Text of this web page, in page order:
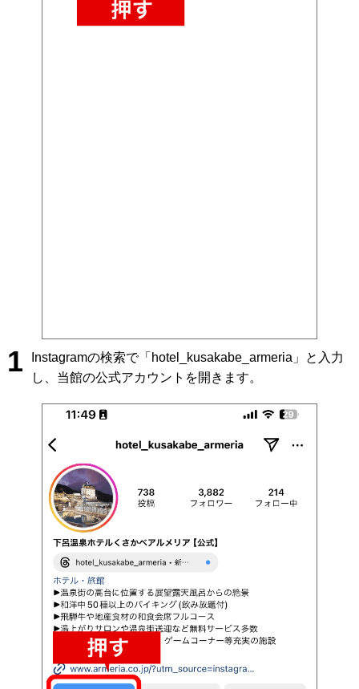
1
Instagramの検索で「hotel_kusakabe_armeria」と入力
し、当館の公式アカウントを開きます。